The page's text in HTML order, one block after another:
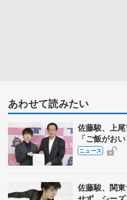
あわせて読みたい
佐藤駿、上
「ご飯がお
力」
ニュース
佐藤駿、関